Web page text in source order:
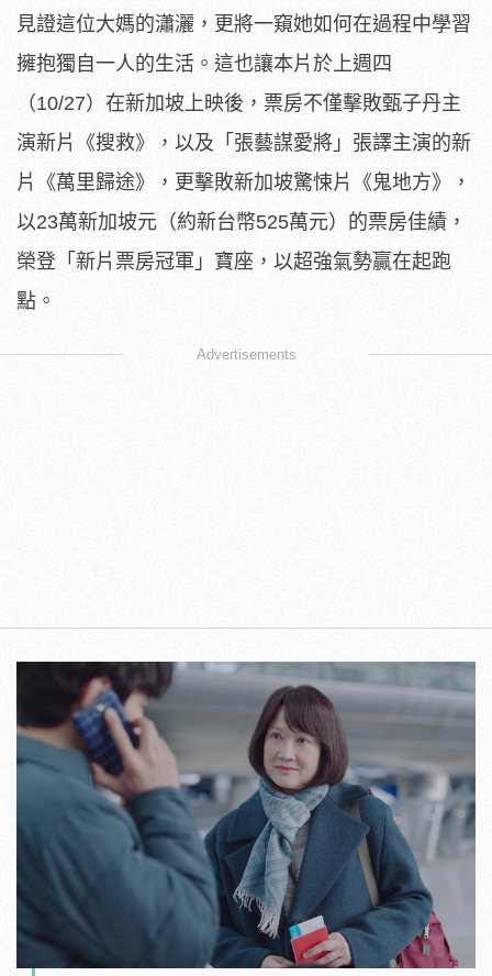
見證這位大媽的瀟灑， 更將一窺她如何在過程中學習
擁抱獨自一人的生活。 這也讓本片於上週四
（10/27）在新加坡上映後， 票房不僅擊敗甄子丹主
演新片《搜救》，以及「張藝謀愛將」張譯主演的新
片《萬里歸途》，更擊敗新加坡驚悚片《鬼地方》，
以23萬新加坡元（約新台幣525萬元）的票房佳績，
榮登「新片票房冠軍 」寶座，以超強氣勢贏在起跑
點。
Advertisements